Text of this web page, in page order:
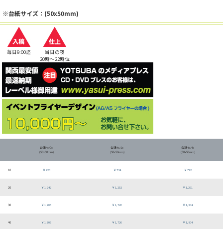
※台紙サイズ：(50x50mm)
毎日9:00迄
当日の夜
20時～22時位
台紙4c/0c
(50x50mm)
台紙4c/1c
(50x50mm)
台紙4c/4c
(50x50mm)
10
20
30
40
￥723 ￥734 ￥772
￥1,242 ￥1,252 ￥1,291
￥1,706 ￥1,726 ￥1,804
￥1,706 ￥1,726 ￥1,804